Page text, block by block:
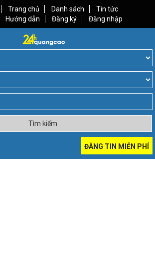
Trang chủ Danh sách
Tin tức
Hướng dẫn Đăng ký Đăng nhập
Tìm kiếm
ĐĂNG TIN MIỄN PHÍ